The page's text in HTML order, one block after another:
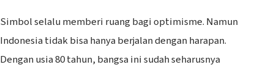
Simbol selalu memberi ruang bagi optimisme. Namun
Indonesia tidak bisa hanya berjalan dengan harapan.
Dengan usia 80 tahun, bangsa ini sudah seharusnya